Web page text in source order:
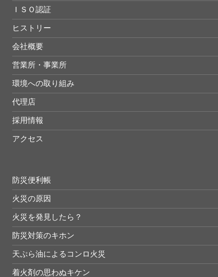
ＩＳＯ認証
ヒストリー
会社概要
営業所・事業所
環境への取り組み
代理店
採用情報
アクセス
防災便利帳
火災の原因
火災を発見したら？
防災対策のキホン
天ぷら油によるコンロ火災
着火剤の思わぬキケン